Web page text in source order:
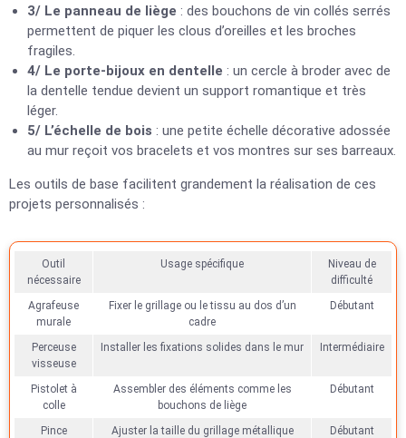
3/ Le panneau de liège : des bouchons de vin collés serrés
permettent de piquer les clous d’oreilles et les broches
fragiles.
4/ Le porte-bijoux en dentelle : un cercle à broder avec de
la dentelle tendue devient un support romantique et très
léger.
5/ L’échelle de bois : une petite échelle décorative adossée
au mur reçoit vos bracelets et vos montres sur ses barreaux.
Les outils de base facilitent grandement la réalisation de ces
projets personnalisés :
Outil
nécessaire
Usage spécifique
Niveau de
difficulté
Agrafeuse
murale
Fixer le grillage ou le tissu au dos d’un
cadre
Débutant
Perceuse
visseuse
Installer les fixations solides dans le mur Intermédiaire
Pistolet à
colle
Assembler des éléments comme les
bouchons de liège
Débutant
Pince
Ajuster la taille du grillage métallique Débutant